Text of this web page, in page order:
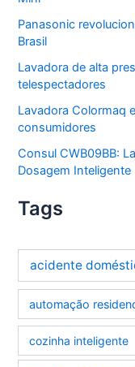
Panasonic
Brasil
Lavadora de alta
telespectadores
Lavadora Colormaq
consumidores
Consul CWB09BB:
Dosagem Inteligente
Tags
acidente
automação
cozinha inteligente